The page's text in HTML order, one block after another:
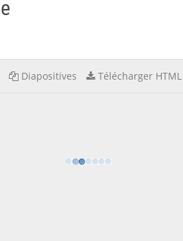
Diapositives Télécharger HTML